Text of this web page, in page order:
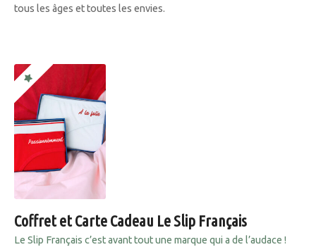
tous les âges et toutes les envies.
Coffret et Carte Cadeau Le Slip Français
Le Slip Français c’est avant tout une marque qui a de l’audace !